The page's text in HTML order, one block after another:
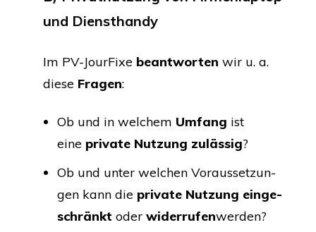
und Diensthandy
Im PV-Jour­Fi­xe beant­wor­ten wir u. a.
die­se Fra­gen:
Ob und in wel­chem Umfang ist
eine pri­va­te Nut­zung zuläs­sig?
Ob und unter wel­chen Vor­aus­set­zun­
gen kann die pri­va­te Nut­zung ein­ge­
schränkt oder wider­ru­fenwer­den?